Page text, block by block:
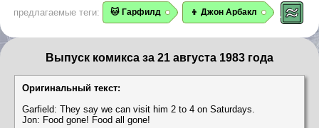
предлагаемые теги: 🐱 Гарфилд 👦 Джон Арбакл
Выпуск комикса за 21 августа 1983 года
Оригинальный текст:
Garfield: They say we can visit him 2 to 4 on Saturdays.
Jon: Food gone! Food all gone!